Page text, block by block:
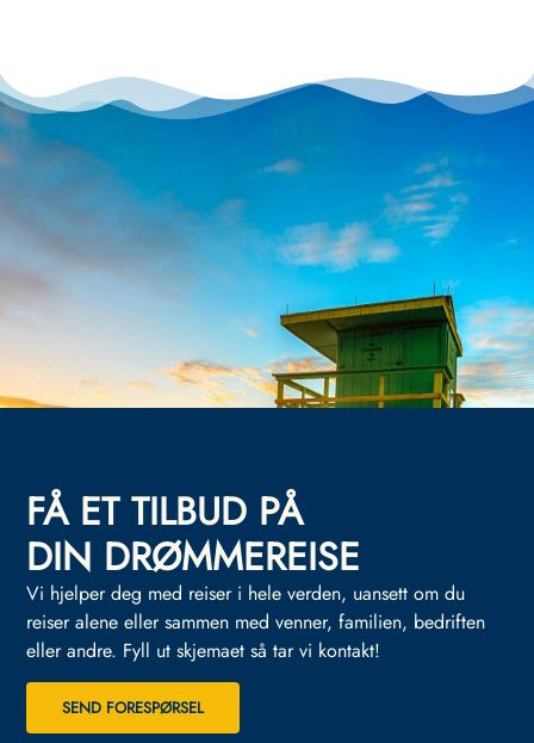
FÅ ET TILBUD PÅ
DIN DRØMMEREISE
Vi hjelper deg med reiser i hele verden, uansett om du
reiser alene eller sammen med venner, familien, bedriften
eller andre. Fyll ut skjemaet så tar vi kontakt!
SEND FORESPØRSEL